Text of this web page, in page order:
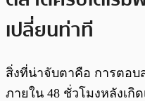
เปลี่ยนท่าที
สิ่งที่น่าจับตาคือ การตอบ
ภายใน 48 ชั่วโมงหลังเกิ